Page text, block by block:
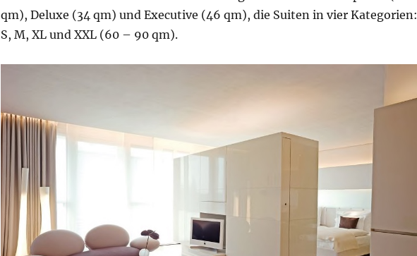
qm), Deluxe (34 qm) und Executive (46 qm), die Suiten in vier Kategorien:
S, M, XL und XXL (60 – 90 qm).